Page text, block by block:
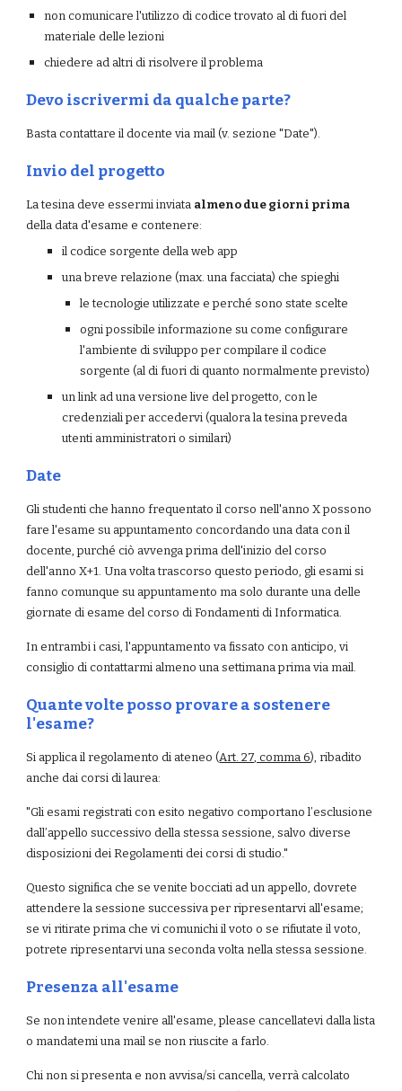
non comunicare l'utilizzo di codice trovato al di fuori del
materiale delle lezioni
chiedere ad altri di risolvere il problema
Devo iscrivermi da qualche parte?
Basta contattare il docente via mail (v. sezione "Date").
Invio del progetto
La tesina deve essermi inviata almeno due giorni prima
della data d'esame e contenere:
il codice sorgente della web app
una breve relazione (max. una facciata) che spieghi
le tecnologie utilizzate e perché sono state scelte
ogni possibile informazione su come configurare
l'ambiente di sviluppo per compilare il codice
sorgente (al di fuori di quanto normalmente previsto)
un link ad una versione live del progetto, con le
credenziali per accedervi (qualora la tesina preveda
utenti amministratori o similari)
Date
Gli studenti che hanno frequentato il corso nell'anno X possono
fare l'esame su appuntamento concordando una data con il
docente, purché ciò avvenga prima dell'inizio del corso
dell'anno X+1. Una volta trascorso questo periodo, gli esami si
fanno comunque su appuntamento ma solo durante una delle
giornate di esame del corso di Fondamenti di Informatica.
In entrambi i casi, l'appuntamento va fissato con anticipo, vi
consiglio di contattarmi almeno una settimana prima via mail.
Quante volte posso provare a sostenere
l'esame?
Si applica il regolamento di ateneo (Art. 27, comma 6), ribadito
anche dai corsi di laurea:
"Gli esami registrati con esito negativo comportano l’esclusione
dall’appello successivo della stessa sessione, salvo diverse
disposizioni dei Regolamenti dei corsi di studio."
Questo significa che se venite bocciati ad un appello, dovrete
attendere la sessione successiva per ripresentarvi all'esame;
se vi ritirate prima che vi comunichi il voto o se rifiutate il voto,
potrete ripresentarvi una seconda volta nella stessa sessione.
Presenza all'esame
Se non intendete venire all'esame, please cancellatevi dalla lista
o mandatemi una mail se non riuscite a farlo.
Chi non si presenta e non avvisa/si cancella, verrà calcolato